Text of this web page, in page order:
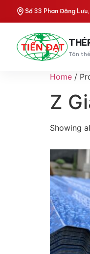
Số 33 Phan Đăng
Tôn
Home /
Z
Showing